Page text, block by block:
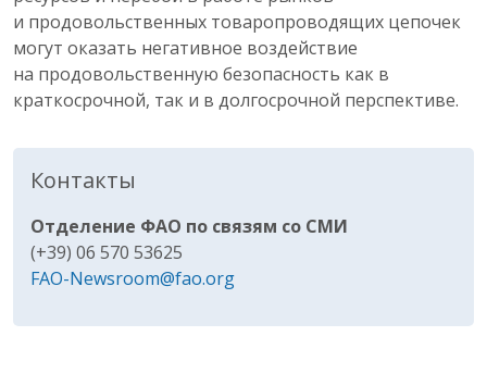
и продовольственных товаропроводящих цепочек
могут оказать негативное воздействие
на продовольственную безопасность как в
краткосрочной, так и в долгосрочной перспективе.
Контакты
Отделение ФАО по связям со СМИ
(+39) 06 570 53625
FAO-Newsroom@fao.org